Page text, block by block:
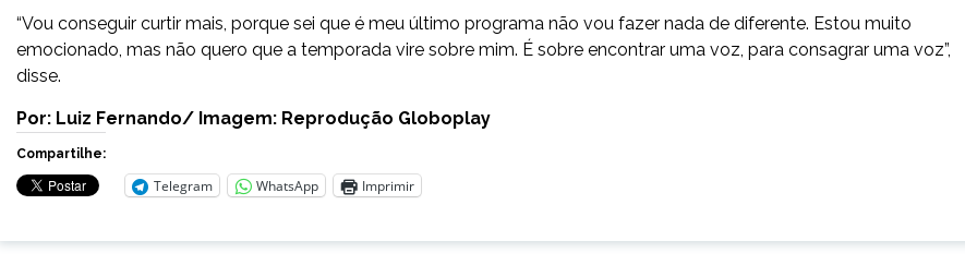
“Vou conseguir curtir mais, porque sei que é meu último programa não vou fazer nada de diferente. Estou muito
emocionado, mas não quero que a temporada vire sobre mim. É sobre encontrar uma voz, para consagrar uma voz”,
disse.
Por: Luiz Fernando/ Imagem: Reprodução Globoplay
Compartilhe:
Telegram WhatsApp Imprimir